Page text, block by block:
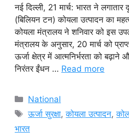
नई दिल्ली, 21 मार्च: भारत ने लगातार
(बिलियन टन) कोयला उत्पादन का
कोयला मंत्रालय ने शनिवार को इस
मंत्रालय के अनुसार, 20 मार्च को
ऊर्जा क्षेत्र में आत्मनिर्भरता को बढ़ाने
निरंतर ईंधन … Read more
Categories
National
Tags
ऊर्जा सुरक्षा,कोयला उत्पादन,
भारत